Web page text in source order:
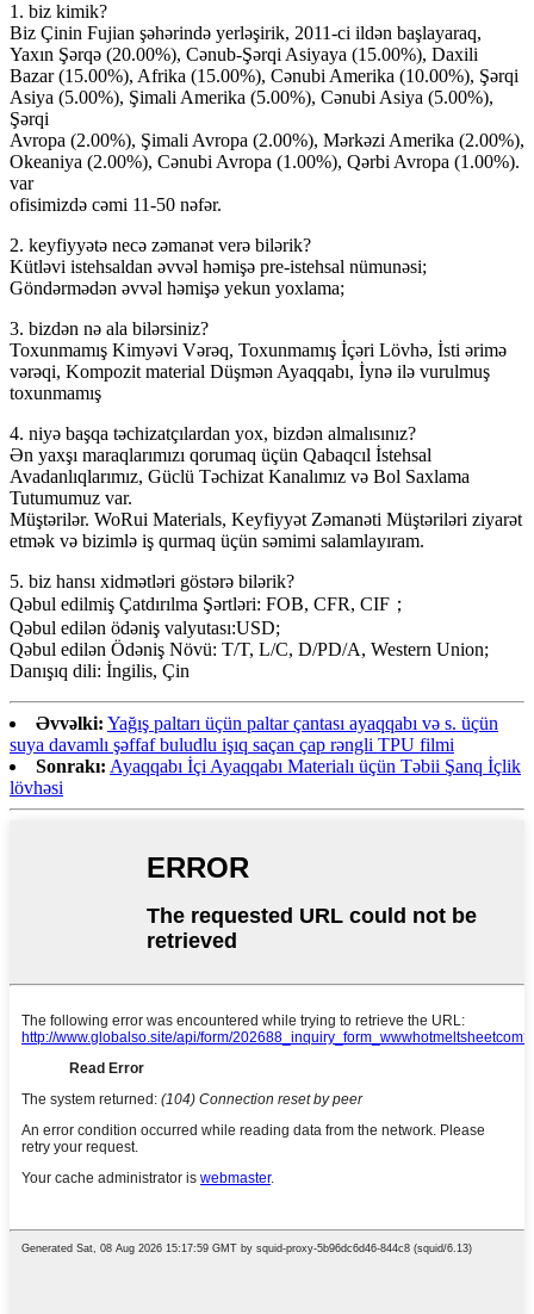
1. biz kimik?
Biz Çinin Fujian şəhərində yerləşirik, 2011-ci ildən başlayaraq,
Yaxın Şərqə (20.00%), Cənub-Şərqi Asiyaya (15.00%), Daxili
Bazar (15.00%), Afrika (15.00%), Cənubi Amerika (10.00%), Şərqi
Asiya (5.00%), Şimali Amerika (5.00%), Cənubi Asiya (5.00%),
Şərqi
Avropa (2.00%), Şimali Avropa (2.00%), Mərkəzi Amerika (2.00%),
Okeaniya (2.00%), Cənubi Avropa (1.00%), Qərbi Avropa (1.00%).
var
ofisimizdə cəmi 11-50 nəfər.
2. keyfiyyətə necə zəmanət verə bilərik?
Kütləvi istehsaldan əvvəl həmişə pre-istehsal nümunəsi;
Göndərmədən əvvəl həmişə yekun yoxlama;
3. bizdən nə ala bilərsiniz?
Toxunmamış Kimyəvi Vərəq, Toxunmamış İçəri Lövhə, İsti ərimə
vərəqi, Kompozit material Düşmən Ayaqqabı, İynə ilə vurulmuş
toxunmamış
4. niyə başqa təchizatçılardan yox, bizdən almalısınız?
Ən yaxşı maraqlarımızı qorumaq üçün Qabaqcıl İstehsal
Avadanlıqlarımız, Güclü Təchizat Kanalımız və Bol Saxlama
Tutumumuz var.
Müştərilər. WoRui Materials, Keyfiyyət Zəmanəti Müştəriləri ziyarət
etmək və bizimlə iş qurmaq üçün səmimi salamlayıram.
5. biz hansı xidmətləri göstərə bilərik?
Qəbul edilmiş Çatdırılma Şərtləri: FOB, CFR, CIF；
Qəbul edilən ödəniş valyutası:USD;
Qəbul edilən Ödəniş Növü: T/T, L/C, D/PD/A, Western Union;
Danışıq dili: İngilis, Çin
Əvvəlki: Yağış paltarı üçün paltar çantası ayaqqabı və s. üçün
suya davamlı şəffaf buludlu işıq saçan çap rəngli TPU filmi
Sonrakı: Ayaqqabı İçi Ayaqqabı Materialı üçün Təbii Şanq İçlik
lövhəsi